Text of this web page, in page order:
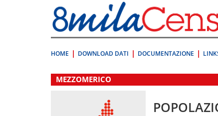
direttamente
a:
Contenuto
HOME DOWNLOAD DATI DOCUMENTAZIONE
.
MEZZOMERICO